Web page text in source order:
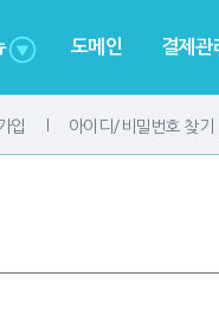
도메인 결제관
입 아이디/비밀번호 찾기